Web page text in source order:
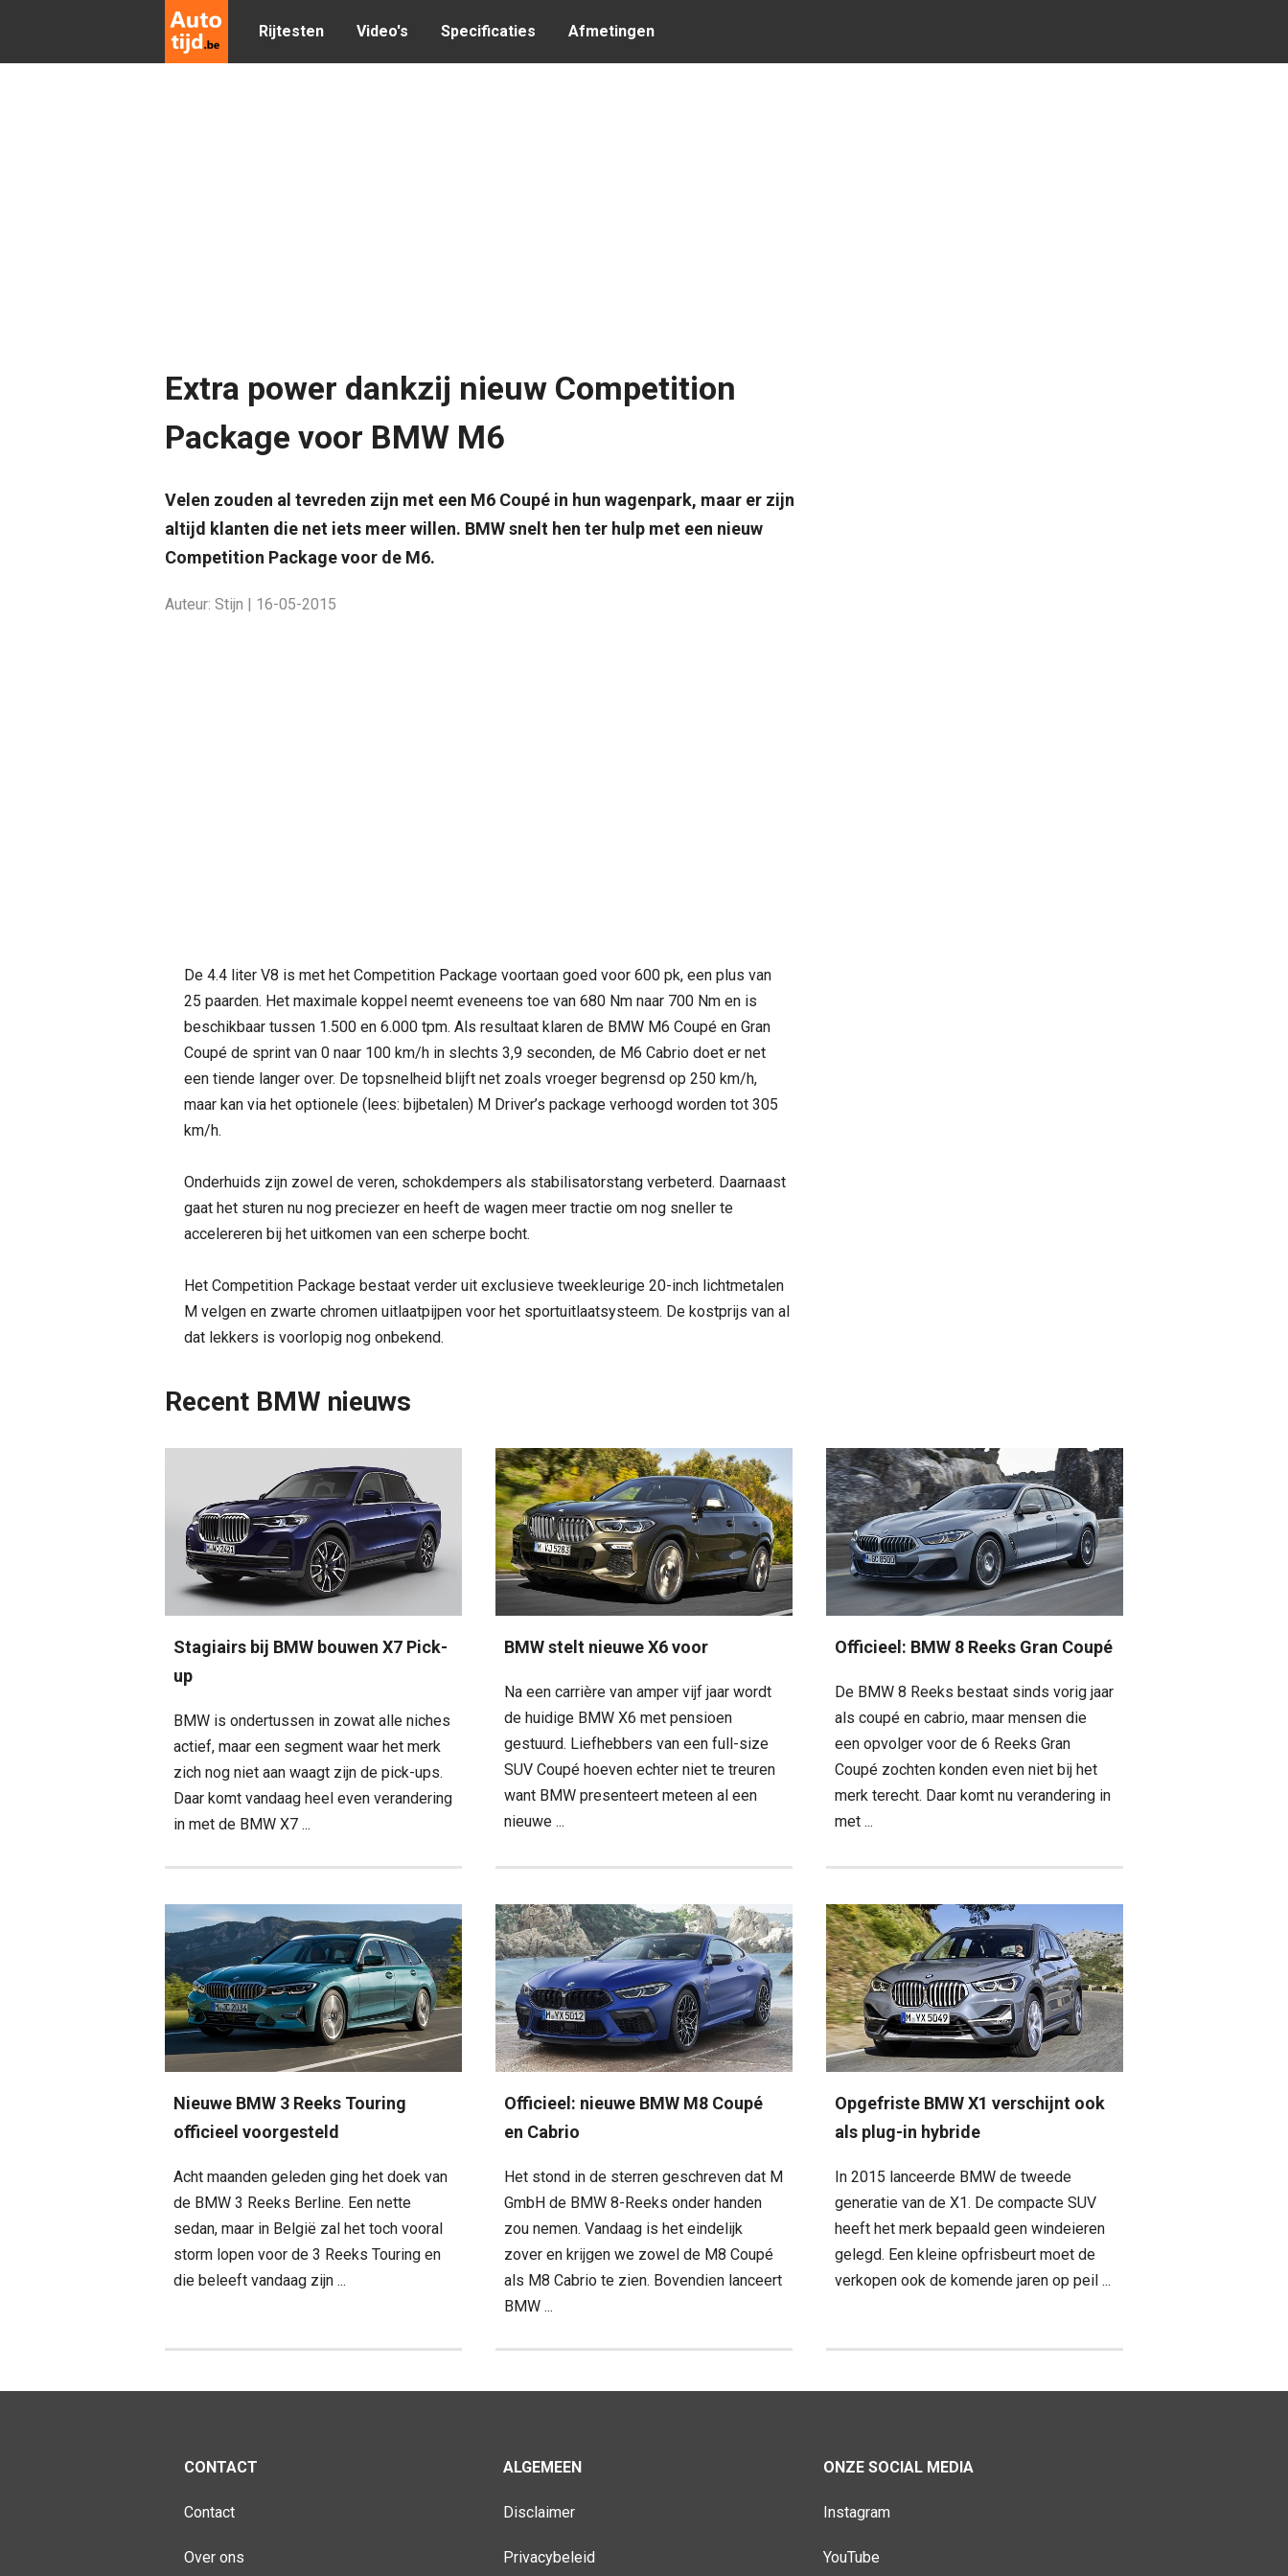
Rijtesten Video's Specificaties Afmetingen
Extra power dankzij nieuw Competition
Package voor BMW M6
Velen zouden al tevreden zijn met een M6 Coupé in hun wagenpark, maar er zijn
altijd klanten die net iets meer willen. BMW snelt hen ter hulp met een nieuw
Competition Package voor de M6.
Auteur: Stijn | 16-05-2015
De 4.4 liter V8 is met het Competition Package voortaan goed voor 600 pk, een plus van
25 paarden. Het maximale koppel neemt eveneens toe van 680 Nm naar 700 Nm en is
beschikbaar tussen 1.500 en 6.000 tpm. Als resultaat klaren de BMW M6 Coupé en Gran
Coupé de sprint van 0 naar 100 km/h in slechts 3,9 seconden, de M6 Cabrio doet er net
een tiende langer over. De topsnelheid blijft net zoals vroeger begrensd op 250 km/h,
maar kan via het optionele (lees: bijbetalen) M Driver’s package verhoogd worden tot 305
km/h.
Onderhuids zijn zowel de veren, schokdempers als stabilisatorstang verbeterd. Daarnaast
gaat het sturen nu nog preciezer en heeft de wagen meer tractie om nog sneller te
accelereren bij het uitkomen van een scherpe bocht.
Het Competition Package bestaat verder uit exclusieve tweekleurige 20-inch lichtmetalen
M velgen en zwarte chromen uitlaatpijpen voor het sportuitlaatsysteem. De kostprijs van al
dat lekkers is voorlopig nog onbekend.
Recent BMW nieuws
Stagiairs bij BMW bouwen X7 Pick-
up
BMW is ondertussen in zowat alle niches
actief, maar een segment waar het merk
zich nog niet aan waagt zijn de pick-ups.
Daar komt vandaag heel even verandering
in met de BMW X7 ...
BMW stelt nieuwe X6 voor
Na een carrière van amper vijf jaar wordt
de huidige BMW X6 met pensioen
gestuurd. Liefhebbers van een full-size
SUV Coupé hoeven echter niet te treuren
want BMW presenteert meteen al een
nieuwe ...
Officieel: BMW 8 Reeks Gran Coupé
De BMW 8 Reeks bestaat sinds vorig jaar
als coupé en cabrio, maar mensen die
een opvolger voor de 6 Reeks Gran
Coupé zochten konden even niet bij het
merk terecht. Daar komt nu verandering in
met ...
Nieuwe BMW 3 Reeks Touring
officieel voorgesteld
Acht maanden geleden ging het doek van
de BMW 3 Reeks Berline. Een nette
sedan, maar in België zal het toch vooral
storm lopen voor de 3 Reeks Touring en
die beleeft vandaag zijn ...
Officieel: nieuwe BMW M8 Coupé
en Cabrio
Het stond in de sterren geschreven dat M
GmbH de BMW 8-Reeks onder handen
zou nemen. Vandaag is het eindelijk
zover en krijgen we zowel de M8 Coupé
als M8 Cabrio te zien. Bovendien lanceert
BMW ...
Opgefriste BMW X1 verschijnt ook
als plug-in hybride
In 2015 lanceerde BMW de tweede
generatie van de X1. De compacte SUV
heeft het merk bepaald geen windeieren
gelegd. Een kleine opfrisbeurt moet de
verkopen ook de komende jaren op peil ...
CONTACT
Contact
Over ons
ALGEMEEN
Disclaimer
Privacybeleid
ONZE SOCIAL MEDIA
Instagram
YouTube